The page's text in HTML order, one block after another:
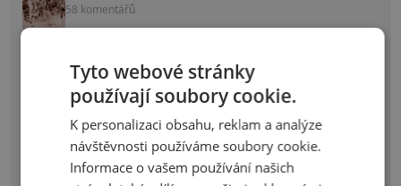
58 komentářů
fotografii?
40 komentářů
Kvíz: Znáš prezidenta ČR? Odpovíš na 10/10 otázek
správně?
38 komentářů
Tyto webové stránky
používají soubory cookie.
K personalizaci obsahu, reklam a analýze
návštěvnosti používáme soubory cookie.
Informace o vašem používání našich